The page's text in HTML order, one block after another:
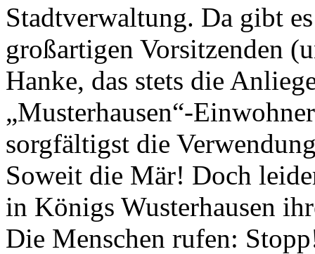
Stadtverwaltung. Da gibt
großartigen Vorsitzenden
Hanke, das stets die
„Musterhausen“-
sorgfältigst die
Soweit die Mär! Doch
in Königs Wusterhausen
Die Menschen rufen: